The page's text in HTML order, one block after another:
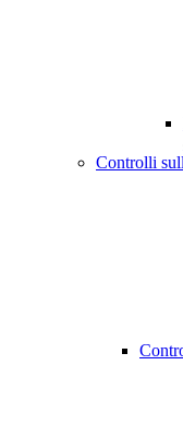
Controlli